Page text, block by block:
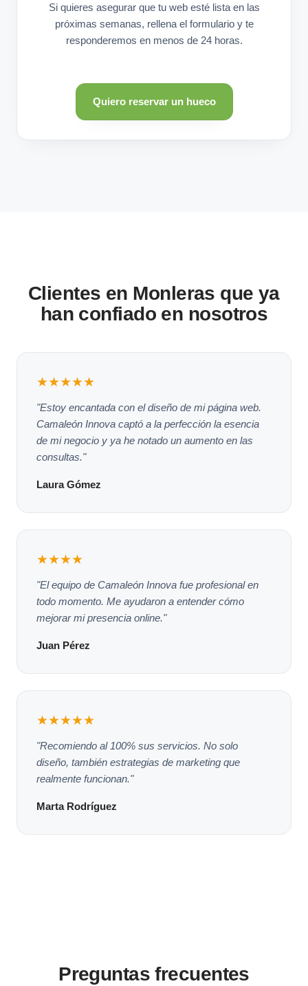
Si quieres asegurar que tu web esté lista en las
próximas semanas, rellena el formulario y te
responderemos en menos de 24 horas.
Quiero reservar un hueco
Clientes en Monleras que ya
han confiado en nosotros
★★★★★
"Estoy encantada con el diseño de mi página web.
Camaleón Innova captó a la perfección la esencia
de mi negocio y ya he notado un aumento en las
consultas."
Laura Gómez
★★★★
"El equipo de Camaleón Innova fue profesional en
todo momento. Me ayudaron a entender cómo
mejorar mi presencia online."
Juan Pérez
★★★★★
"Recomiendo al 100% sus servicios. No solo
diseño, también estrategias de marketing que
realmente funcionan."
Marta Rodríguez
Preguntas frecuentes